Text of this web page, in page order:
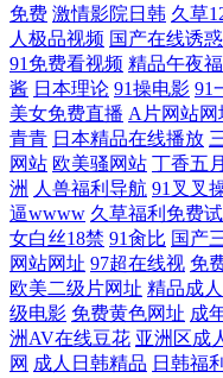
免费 激情影院日韩 久草
人极品视频 国产在线诱惑
91免费看视频 精品午夜
酱 日本理论 91操电影 91
美女免费直播 A片网站网
青青 日本精品在线播放
网站 欧美骚网站 丁香五
洲 人兽福利导航 91叉叉
逼wwww 久草福利免费
女白丝18禁 91肏比 国产
网站网址 97超在线视 免
欧美二级片网址 精品成
级电影 免费黄色网址 成
洲AV在线豆花 亚洲区成
网 成人日韩精品 日韩福